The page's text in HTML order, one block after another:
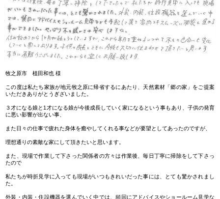
牧之原市 植田和也 様
この度は私たち家族が地元牧之原に帰省するにあたり、天然素材「郷の家」をご提案
いただきありがとうぎざいました。
３才になる娘と1才になる娘が今後成長していく家になるという事もあり、子供の発育
に悪い影響が出ない事、
また日々の仕事で疲れた身体を癒やしてくれる事などが要望としてあったのですが、
理想通りの素敵な家にして頂きたいと思います。
また、現場で作業して下さった関係者の方々は作業後、毎日丁寧に掃除をして下さっ
たので
私たちが時折見学に入っても現場がいつもきれいだった事には、とても驚かされまし
た。
外装・内装・住設機器を選んでいく中では、頻回にアドバイスやショールーム見学な